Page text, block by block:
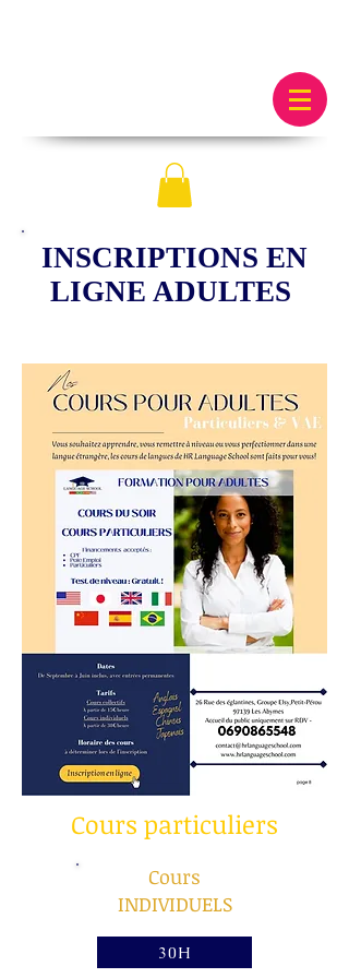
INSCRIPTIONS EN
LIGNE ADULTES
Cours particuliers
Cours
INDIVIDUELS
30H